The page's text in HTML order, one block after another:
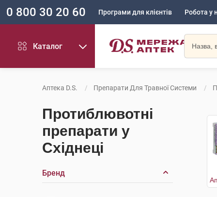
0 800 30 20 60 Програми для клієнтів Робота у
Каталог
Аптека D.S. Препарати Для Травної Системи
Протиблювотні
препарати у
Східнеці
Бренд